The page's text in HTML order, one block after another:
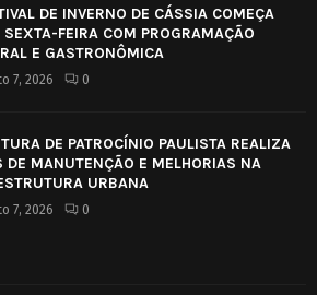
DE INVERNO DE CÁSSIA COMEÇA
SEXTA-FEIRA COM PROGRAMAÇÃO
E GASTRONÔMICA
7, 2026 0
DE PATROCÍNIO PAULISTA REALIZA
DE MANUTENÇÃO E MELHORIAS NA
URBANA
7, 2026 0